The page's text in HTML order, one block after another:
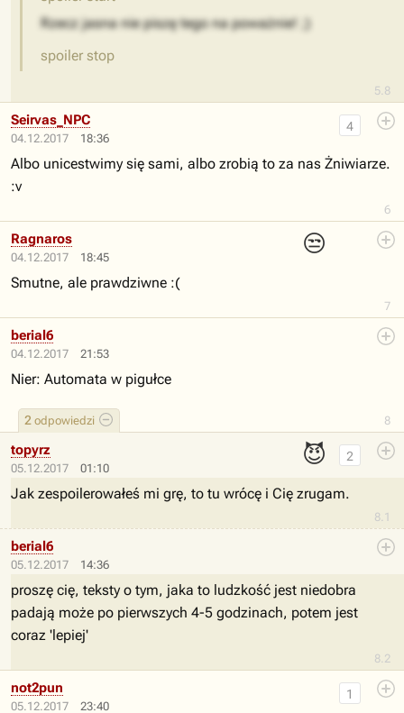
5.8
Rzecz jasna nie piszę tego na poważnie! ;)
spoiler stop
04.12.2017 18:36
6
4
Seirvas_NPC
Albo unicestwimy się sami, albo zrobią to za nas Żniwiarze.
:v
04.12.2017 18:45
😒
7
Ragnaros
Smutne, ale prawdziwne :(
04.12.2017 21:53
8
2 odpowiedzi
berial6
Nier: Automata w pigułce
05.12.2017 01:10
😈
8.1
2
topyrz
Jak zespoilerowałeś mi grę, to tu wrócę i Cię zrugam.
05.12.2017 14:36
8.2
berial6
proszę cię, teksty o tym, jaka to ludzkość jest niedobra
padają może po pierwszych 4-5 godzinach, potem jest
coraz 'lepiej'
05.12.2017 23:40
1
not2pun